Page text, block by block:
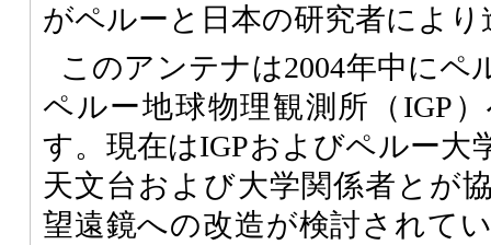
がペルーと日本の研究者によ
このアンテナは2004年中にペ
ペルー地球物理観測所（IGP
す。現在はIGPおよびペルー大
天文台および大学関係者とが
望遠鏡への改造が検討されて